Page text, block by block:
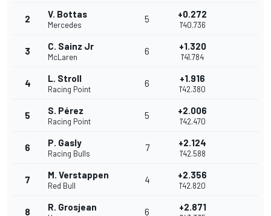
2 V. Bottas
Mercedes
5 +0.272
1'40.736
3 C. Sainz Jr
McLaren
6 +1.320
1'41.784
4 L. Stroll
Racing Point
6 +1.916
1'42.380
5 S. Pérez
Racing Point
5 +2.006
1'42.470
6 P. Gasly
Racing Bulls
7 +2.124
1'42.588
7 M. Verstappen
Red Bull
4 +2.356
1'42.820
8 R. Grosjean 6 +2.871